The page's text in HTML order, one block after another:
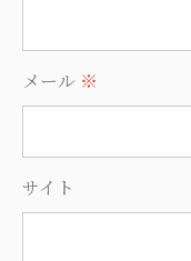
メール ※
サイト